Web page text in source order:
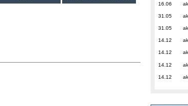
16.06
31.05
31.05
14.12
14.12
14.12
14.12